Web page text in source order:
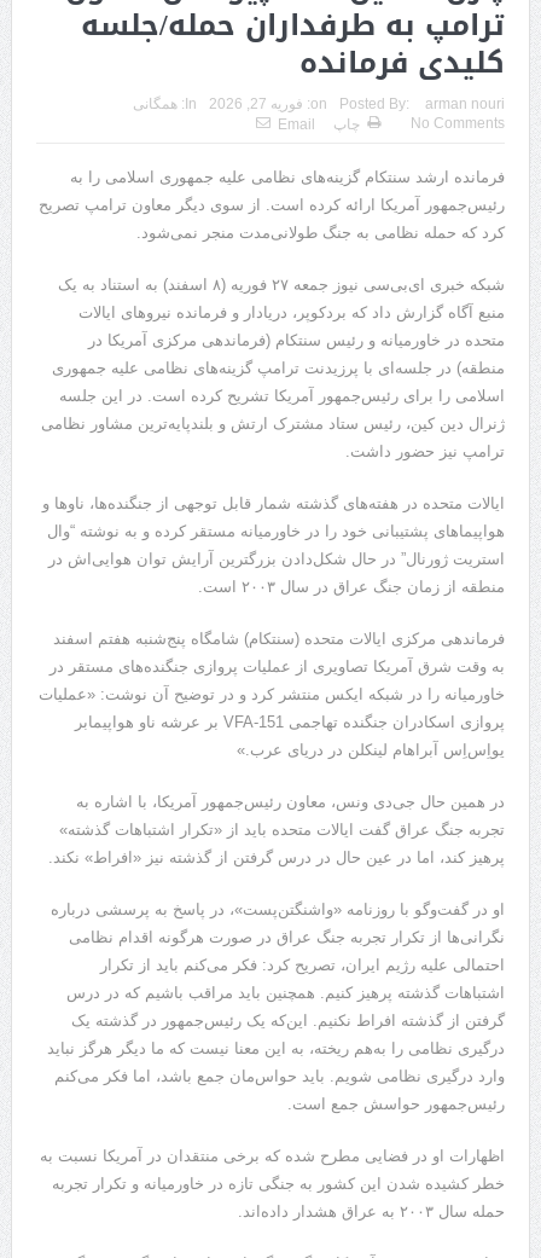
ترامپ به طرفداران حمله/جلسه
کلیدی فرمانده
Posted By: arman nouri
on: فوریه 27, 2026 In: همگانی
No Comments
چاپ Email
فرمانده ارشد سنتکام گزینه‌های نظامی علیه جمهوری اسلامی را به
رئیس‌جمهور آمریکا ارائه کرده است. از سوی دیگر معاون ترامپ تصریح
کرد که حمله نظامی به جنگ طولانی‌مدت منجر نمی‌شود.
شبکه خبری ای‌بی‌سی نیوز جمعه ۲۷ فوریه (۸ اسفند) به استناد به یک
منبع آگاه گزارش داد که بردکوپر، دریادار و فرمانده نیروهای ایالات
متحده در خاورمیانه و رئیس سنتکام (فرماندهی مرکزی آمریکا در
منطقه) در جلسه‌ای با پرزیدنت ترامپ گزینه‌های نظامی علیه جمهوری
اسلامی را برای رئیس‌جمهور آمریکا تشریح کرده است. در این جلسه
ژنرال دین کین، رئیس ستاد مشترک ارتش و بلندپایه‌ترین مشاور نظامی
ترامپ نیز حضور داشت.
ایالات متحده در هفته‌های گذشته شمار قابل توجهی از جنگنده‌ها، ناوها و
هواپیماهای پشتیبانی خود را در خاورمیانه مستقر کرده و به نوشته “وال
استریت ژورنال” در حال شکل‌دادن بزرگترین آرایش توان هوایی‌اش در
منطقه از زمان جنگ عراق در سال ۲۰۰۳ است.
فرماندهی مرکزی ایالات متحده (سنتکام) شامگاه پنج‌شنبه هفتم اسفند
به وقت شرق آمریکا تصاویری از عملیات پروازی جنگنده‌های مستقر در
خاورمیانه را در شبکه ایکس منتشر کرد و در توضیح آن نوشت: «عملیات
پروازی اسکادران جنگنده تهاجمی VFA-151 بر عرشه ناو هواپیمابر
یو‌اِس‌اِس آبراهام لینکلن در دریای عرب.»
در همین حال جی‌دی ونس، معاون رئیس‌جمهور آمریکا، با اشاره به
تجربه جنگ عراق گفت ایالات متحده باید از «تکرار اشتباهات گذشته»
پرهیز کند، اما در عین حال در درس گرفتن از گذشته نیز «افراط» نکند.
او در گفت‌وگو با روزنامه «واشنگتن‌پست»، در پاسخ به پرسشی درباره
نگرانی‌ها از تکرار تجربه جنگ عراق در صورت هرگونه اقدام نظامی
احتمالی علیه رژیم ایران، تصریح کرد: فکر می‌کنم باید از تکرار
اشتباهات گذشته پرهیز کنیم. همچنین باید مراقب باشیم که در درس
گرفتن از گذشته افراط نکنیم. این‌که یک رئیس‌جمهور در گذشته یک
درگیری نظامی را به‌هم ریخته، به این معنا نیست که ما دیگر هرگز نباید
وارد درگیری نظامی شویم. باید حواس‌مان جمع باشد، اما فکر می‌کنم
رئیس‌جمهور حواسش جمع است.
اظهارات او در فضایی مطرح شده که برخی منتقدان در آمریکا نسبت به
خطر کشیده شدن این کشور به جنگی تازه در خاورمیانه و تکرار تجربه
حمله سال ۲۰۰۳ به عراق هشدار داده‌اند.